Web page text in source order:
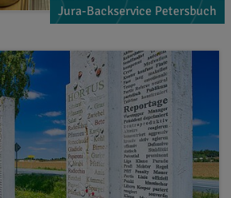
Jura-Backservice Petersbuch